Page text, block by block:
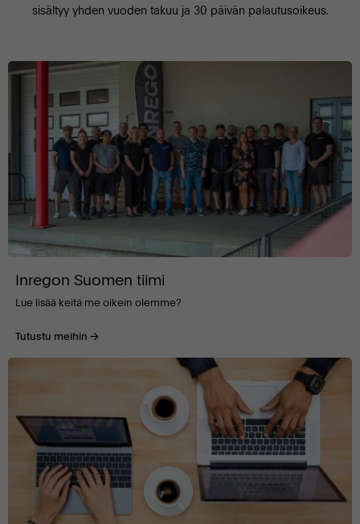
sisältyy yhden vuoden takuu ja 30 päivän palautusoikeus.
Inregon Suomen tiimi
Lue lisää keitä me oikein olemme?
Tutustu meihin